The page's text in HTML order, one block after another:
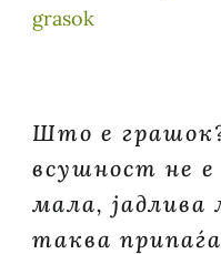
Што е
всушност не
мала,
таква